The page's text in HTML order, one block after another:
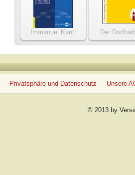
Immanuel Kant:
Werke
Der
Privatsphäre und Datenschutz Unsere
© 2013 by